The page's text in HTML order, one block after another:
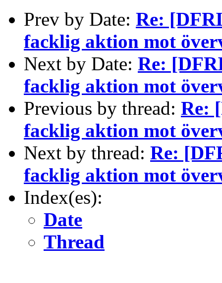
Prev by Date: Re:
facklig aktion mot
Next by Date: Re:
facklig aktion mot
Previous by thread: Re:
facklig aktion mot
Next by thread: Re:
facklig aktion mot
Index(es):
Date
Thread